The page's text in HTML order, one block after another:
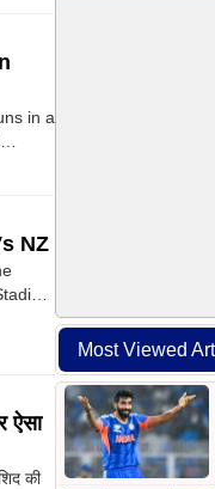
in a
NZ
in
ऐसा
की
Most Viewed